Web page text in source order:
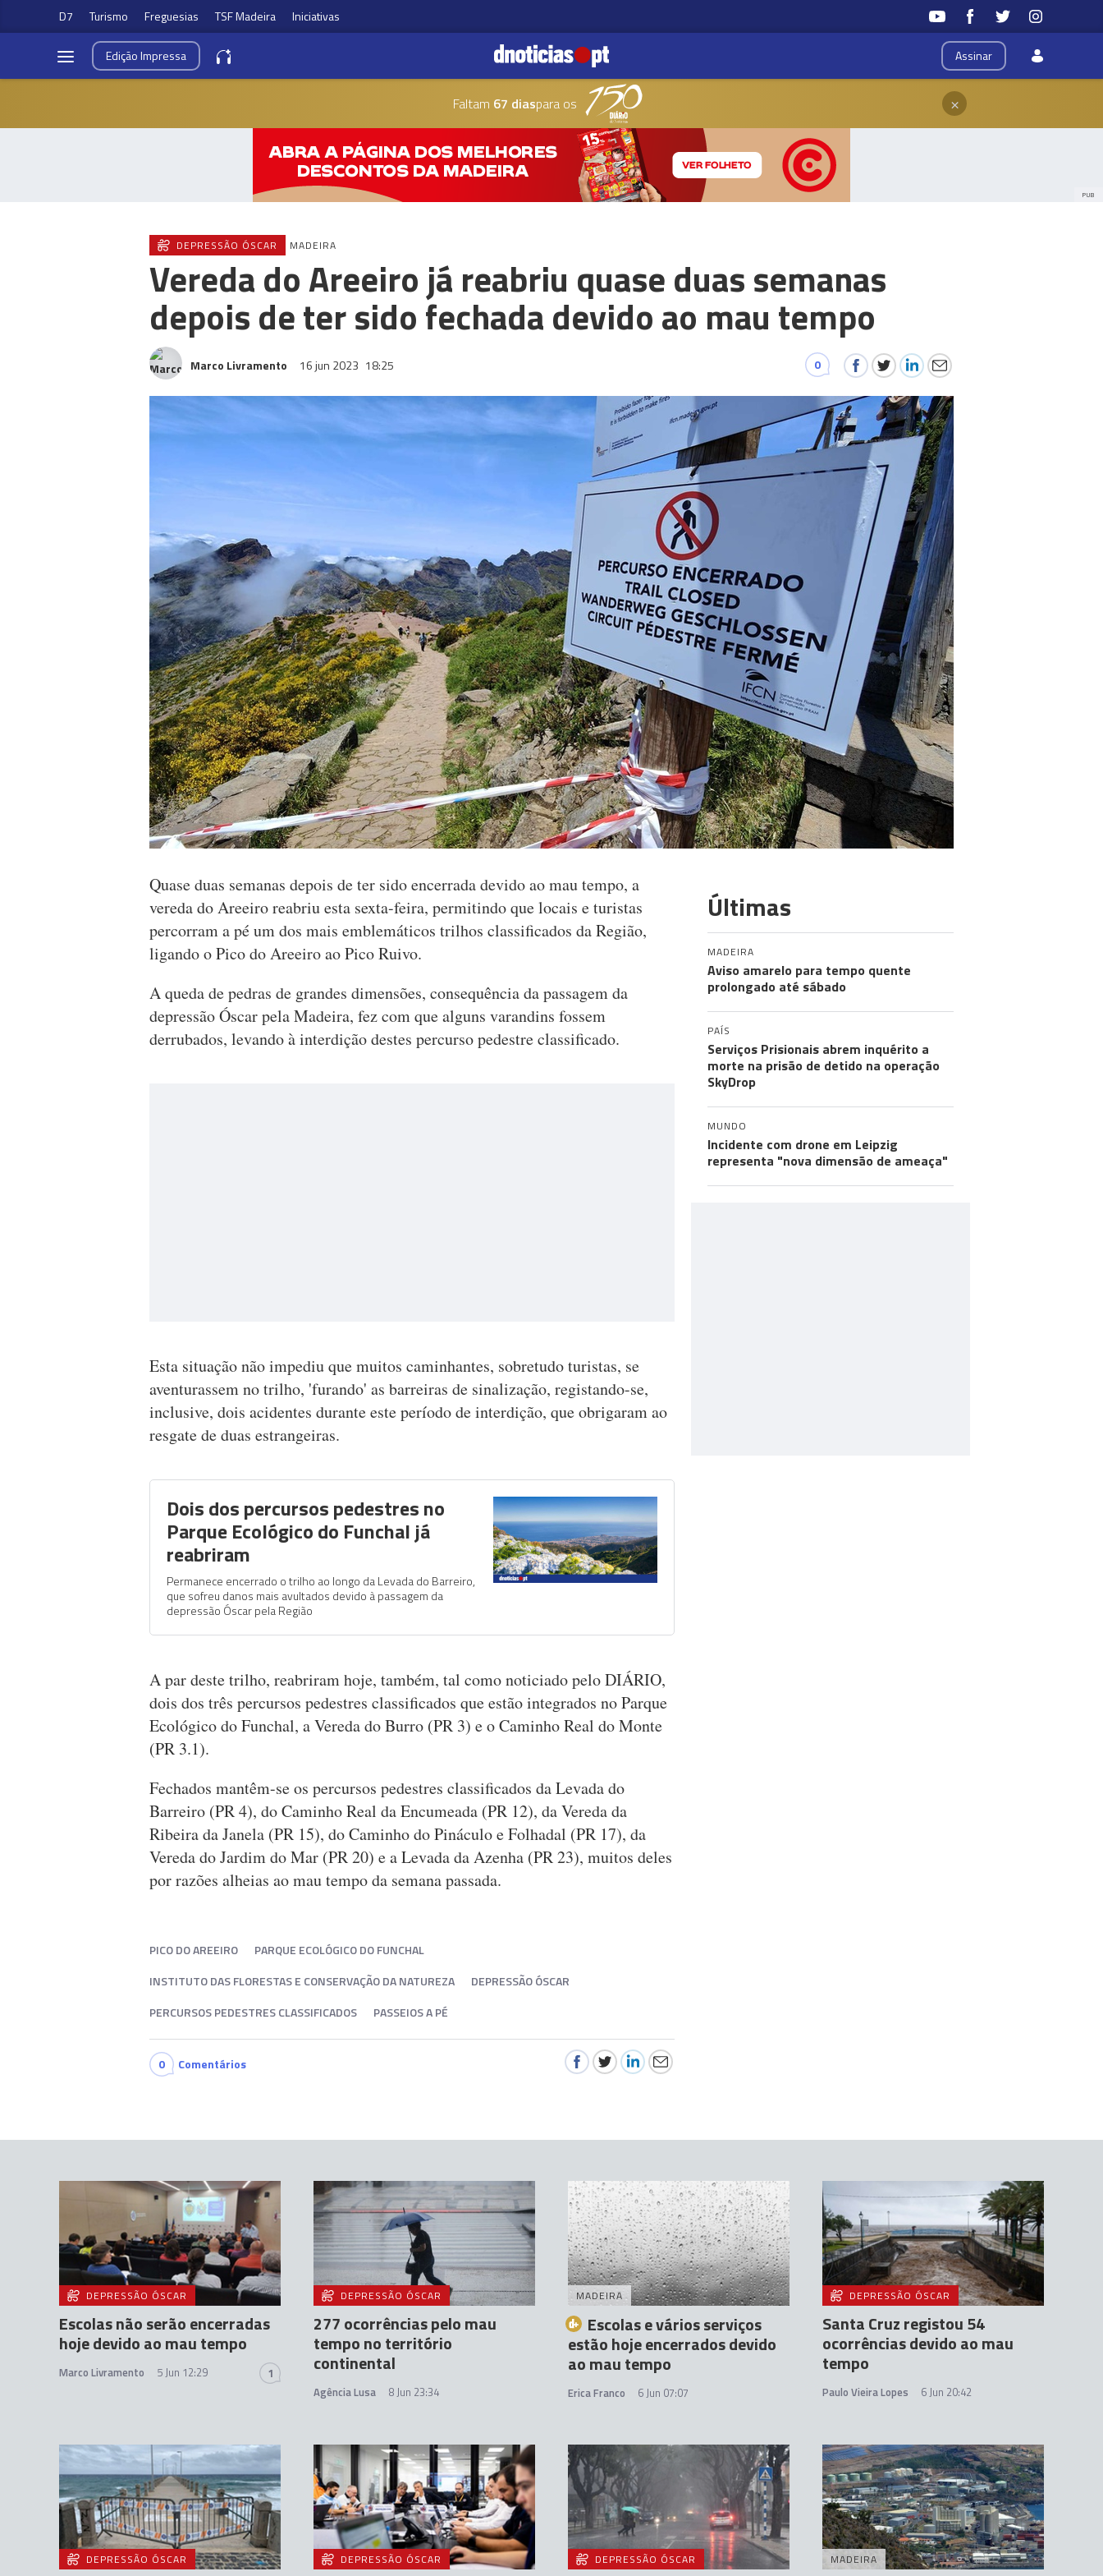
D7 Turismo Freguesias TSF Madeira Iniciativas
Assinar
EdiçãoImpressa
Faltam 67 diaspara os ×
PUB
DEPRESSÃO ÓSCAR MADEIRA
Vereda do Areeiro já reabriu quase duas semanas
depois de ter sido fechada devido ao mau tempo
Marco Livramento 16 jun 2023 18:25 0
Quase duas semanas depois de ter sido encerrada devido ao mau tempo, a
vereda do Areeiro reabriu esta sexta-feira, permitindo que locais e turistas
percorram a pé um dos mais emblemáticos trilhos classificados da Região,
ligando o Pico do Areeiro ao Pico Ruivo.
A queda de pedras de grandes dimensões, consequência da passagem da
depressão Óscar pela Madeira, fez com que alguns varandins fossem
derrubados, levando à interdição destes percurso pedestre classificado.
Esta situação não impediu que muitos caminhantes, sobretudo turistas, se
aventurassem no trilho, 'furando' as barreiras de sinalização, registando-se,
inclusive, dois acidentes durante este período de interdição, que obrigaram ao
resgate de duas estrangeiras.
Dois dos percursos pedestres no
Parque Ecológico do Funchal já
reabriram
Permanece encerrado o trilho ao longo da Levada do Barreiro,
que sofreu danos mais avultados devido à passagem da
depressão Óscar pela Região
A par deste trilho, reabriram hoje, também, tal como noticiado pelo DIÁRIO,
dois dos três percursos pedestres classificados que estão integrados no Parque
Ecológico do Funchal, a Vereda do Burro (PR 3) e o Caminho Real do Monte
(PR 3.1).
Fechados mantêm-se os percursos pedestres classificados da Levada do
Barreiro (PR 4), do Caminho Real da Encumeada (PR 12), da Vereda da
Ribeira da Janela (PR 15), do Caminho do Pináculo e Folhadal (PR 17), da
Vereda do Jardim do Mar (PR 20) e a Levada da Azenha (PR 23), muitos deles
por razões alheias ao mau tempo da semana passada.
PICO DO AREEIRO
PARQUE ECOLÓGICO DO FUNCHAL
INSTITUTO DAS FLORESTAS E CONSERVAÇÃO DA NATUREZA
DEPRESSÃO ÓSCAR
PERCURSOS PEDESTRES CLASSIFICADOS
PASSEIOS A PÉ
0 Comentários
Últimas
MADEIRA
Aviso amarelo para tempo quente
prolongado até sábado
PAÍS
Serviços Prisionais abrem inquérito a
morte na prisão de detido na operação
SkyDrop
MUNDO
Incidente com drone em Leipzig
representa "nova dimensão de ameaça"
DEPRESSÃO ÓSCAR
Escolas não serão encerradas
hoje devido ao mau tempo
Marco Livramento 5 Jun 12:29 1
DEPRESSÃO ÓSCAR
277 ocorrências pelo mau
tempo no território
continental
Agência Lusa 8 Jun 23:34
MADEIRA
Escolas e vários serviços
estão hoje encerrados devido
ao mau tempo
Erica Franco 6 Jun 07:07
DEPRESSÃO ÓSCAR
Santa Cruz registou 54
ocorrências devido ao mau
tempo
Paulo Vieira Lopes 6 Jun 20:42
DEPRESSÃO ÓSCAR DEPRESSÃO ÓSCAR DEPRESSÃO ÓSCAR MADEIRA